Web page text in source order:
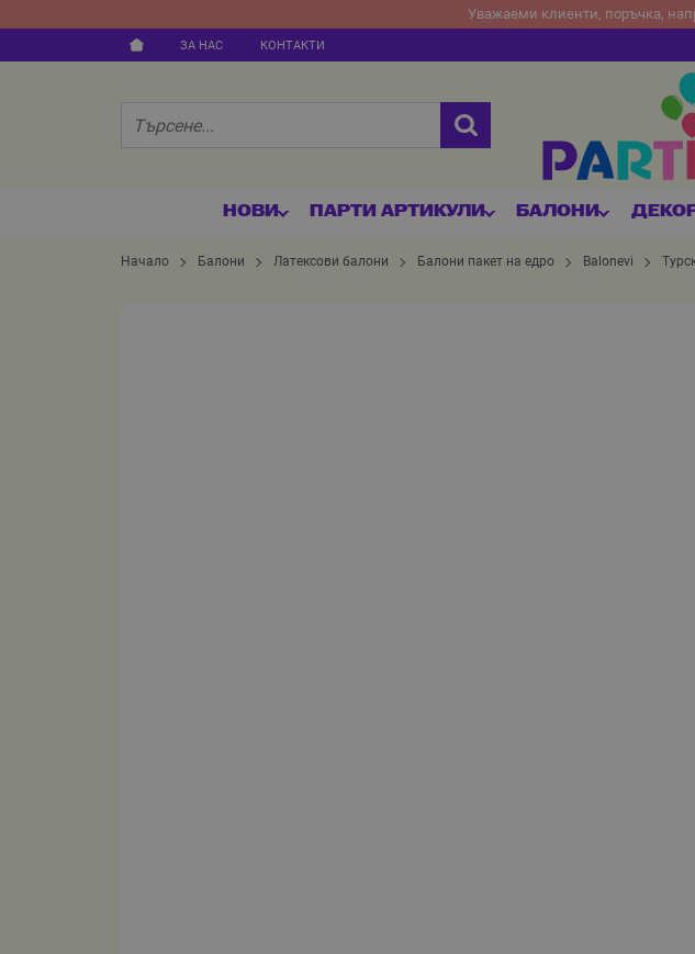
Уважаеми клиенти, поръчка,
ЗА НАС КОНТАКТИ
НОВИ ПАРТИ АРТИКУЛИ БАЛОНИ
Начало Балони Латексови балони Балони пакет на едро Balonevi